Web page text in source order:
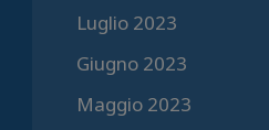
Luglio 2023
Giugno 2023
Maggio 2023